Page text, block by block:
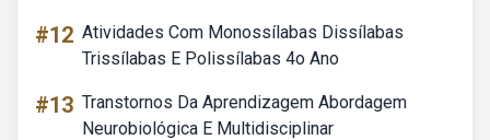
#12 Atividades Com Monossílabas Dissílabas
Trissílabas E Polissílabas 4o Ano
#13 Transtornos Da Aprendizagem Abordagem
Neurobiológica E Multidisciplinar